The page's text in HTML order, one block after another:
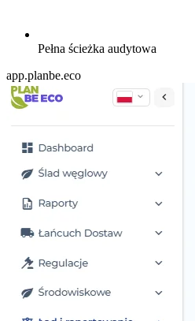
Pełna ścieżka audytowa
app.planbe.eco